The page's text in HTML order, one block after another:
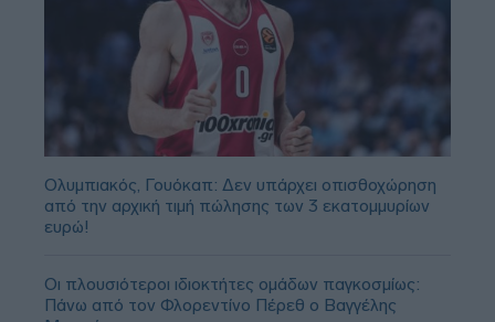
Ολυμπιακός, Γουόκαπ: Δεν υπάρχει οπισθοχώρηση
από την αρχική τιμή πώλησης των 3 εκατομμυρίων
ευρώ!
Οι πλουσιότεροι ιδιοκτήτες ομάδων παγκοσμίως:
Πάνω από τον Φλορεντίνο Πέρεθ ο Βαγγέλης